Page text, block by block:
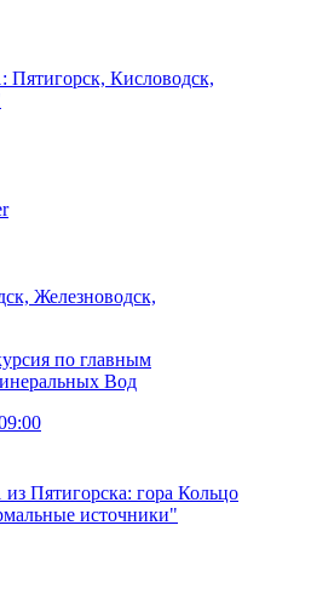
Железноводск,
по главным
Вод